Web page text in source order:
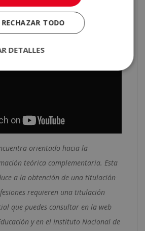
¡Conoce todo lo que te aportará
con nosotros!
orientado hacia la
teórica complementaria. Esta
a la obtención de una titulación
requieren una titulación
que puedes consultar en la web
y en el Instituto Nacional de
RECHAZAR TODO
DETALLES